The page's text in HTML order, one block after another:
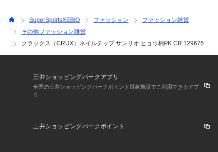
SuperSportsXEBIO ファッション
ファッション雑貨
その他ファッション雑貨
クラックス（CRUX）ネイルチップ サンリオ ヒョウ柄PK CR 129675
三井ショッピングパークアプリ
全国の三井ショッピングパークポイント対象施設でご利用できるアプ
リ
三井ショッピングパークポイント